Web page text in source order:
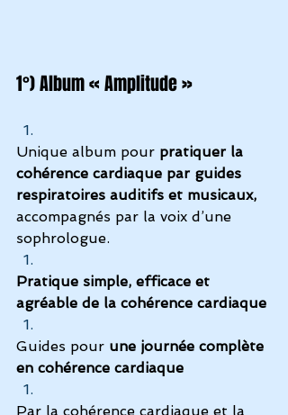
1°) Album « Amplitude »
Unique album pour pratiquer la
cohérence cardiaque par guides
respiratoires auditifs et musicaux,
accompagnés par la voix d’une
sophrologue.
Pratique simple, efficace et
agréable de la cohérence cardiaque
Guides pour une journée complète
en cohérence cardiaque
Par la cohérence cardiaque et la